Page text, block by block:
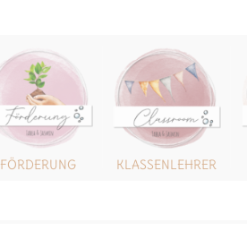
FÖRDERUNG KLASSENLEHRER